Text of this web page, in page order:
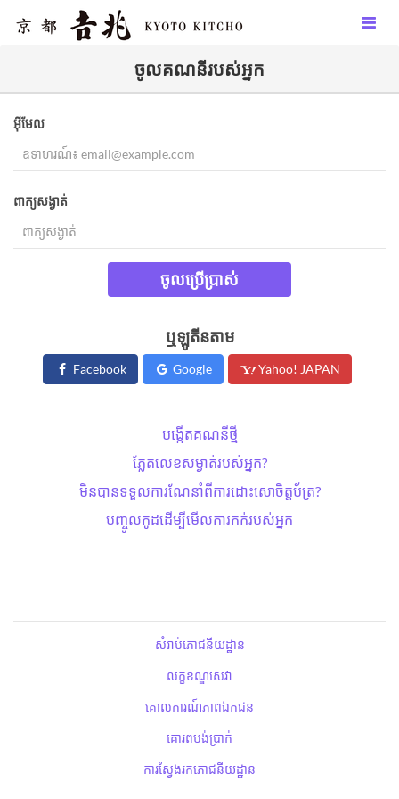
ចូល​គណនីរបស់អ្នក​
អ៊ីមែល
ពាក្យសង្ងាត់
ចូលប្រើប្រាស់
ឬឡូតីនតាម
Facebook Google Yahoo! JAPAN
បង្កើតគណនីថ្មី
ភ្លែតលេខសម្ងាត់​របស់អ្នក?
មិនបានទទួលការណែនាំពីការដោះសោ​ចិត្តប័ត្រ?
បញ្ចូលកូដដើម្បីមើលការកក់របស់អ្នក
សំរាប់ភោជនីយដ្ឋាន
លក្ខខណ្ឌសេវា
គោលការណ៍ភាពឯកជន
គោរពបង់ប្រាក់
ការស្វែងរកភោជនីយដ្ឋាន